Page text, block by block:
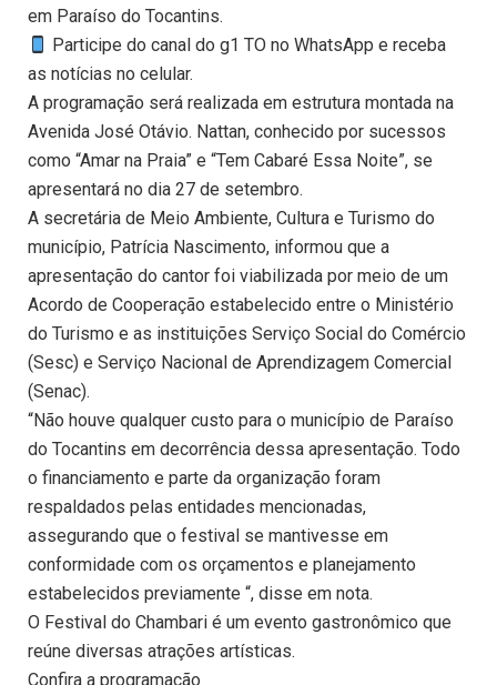
em Paraíso do Tocantins.
Participe do canal do g1 TO no WhatsApp e receba
as notícias no celular.
A programação será realizada em estrutura montada na
Avenida José Otávio. Nattan, conhecido por sucessos
como “Amar na Praia” e “Tem Cabaré Essa Noite”, se
apresentará no dia 27 de setembro.
A secretária de Meio Ambiente, Cultura e Turismo do
município, Patrícia Nascimento, informou que a
apresentação do cantor foi viabilizada por meio de um
Acordo de Cooperação estabelecido entre o Ministério
do Turismo e as instituições Serviço Social do Comércio
(Sesc) e Serviço Nacional de Aprendizagem Comercial
(Senac).
“Não houve qualquer custo para o município de Paraíso
do Tocantins em decorrência dessa apresentação. Todo
o financiamento e parte da organização foram
respaldados pelas entidades mencionadas,
assegurando que o festival se mantivesse em
conformidade com os orçamentos e planejamento
estabelecidos previamente “, disse em nota.
O Festival do Chambari é um evento gastronômico que
reúne diversas atrações artísticas.
Confira a programação